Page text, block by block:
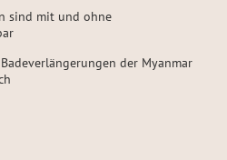
sind mit und ohne
der Myanmar